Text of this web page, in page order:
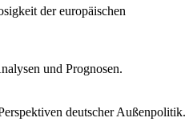
der europäischen
und Prognosen.
deutscher Außenpolitik.